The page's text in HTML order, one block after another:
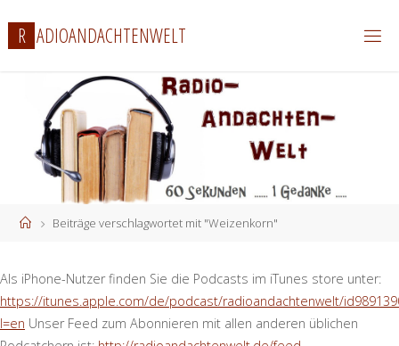
Inhalt
springen
R ADIOANDACHTENWELT
StartBeiträge verschlagwortet mit "Weizenkorn"
Als iPhone-Nutzer finden Sie die Podcasts im iTunes store unter:
https://itunes.apple.com/de/podcast/radioandachtenwelt/
l=en Unser Feed zum Abonnieren mit allen anderen üblichen